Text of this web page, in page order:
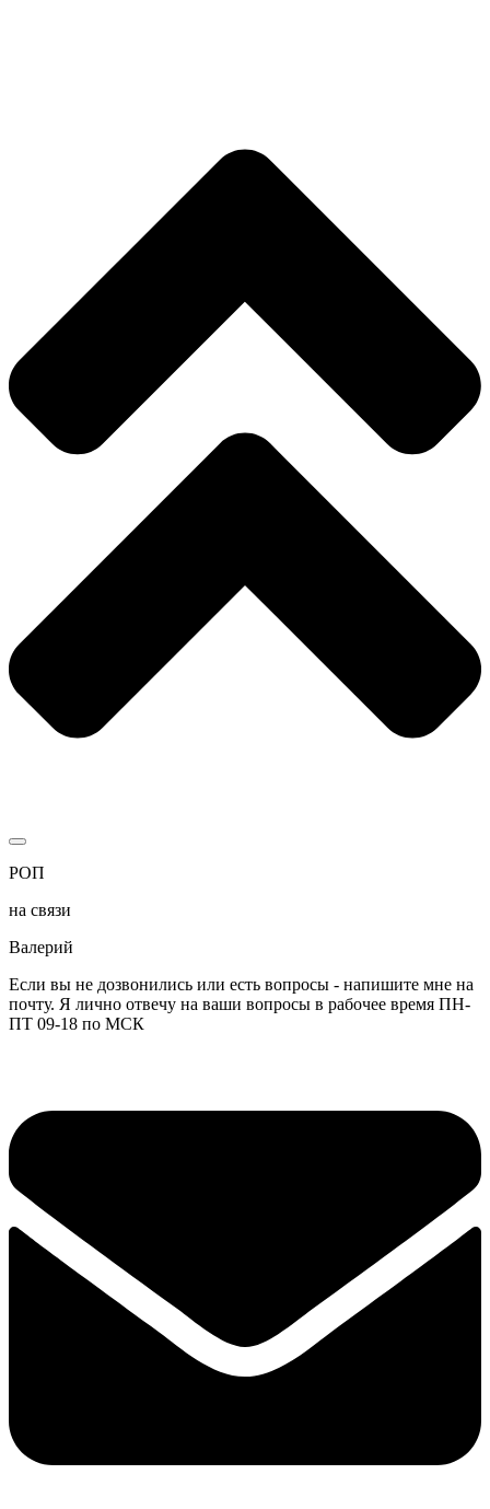
РОП
на связи
Валерий
Если вы не дозвонились или есть вопросы - напишите мне на
почту. Я лично отвечу на ваши вопросы в рабочее время ПН-
ПТ 09-18 по МСК